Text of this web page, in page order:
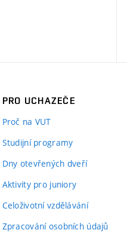
PRO UCHAZEČE
Proč na VUT
Studijní programy
Dny otevřených dveří
Aktivity pro juniory
Celoživotní vzdělávání
Zpracování osobních údajů